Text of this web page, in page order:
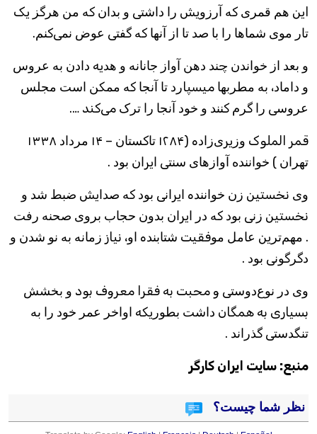
این ﻫﻢ ﻗﻤﺮﯼ ﮐﻪ ﺁﺭﺯﻭیش ﺭﺍ ﺩﺍﺷﺘﯽ ﻭ ﺑﺪﺍﻥ ﮐﻪ ﻣﻦ ﻫﺮﮔﺰ یک
ﺗﺎﺭ ﻣﻮﯼ ﺷﻤﺎﻫﺎ ﺭﺍ ﺑﺎ ﺻﺪ ﺗﺎ ﺍﺯ ﺁﻧﻬﺎ ﮐﻪ ﮔﻔﺘﯽ ﻋﻮﺽ ﻧﻤﯽ‌ﮐﻨﻢ.
ﻭ ﺑﻌﺪ ﺍﺯ ﺧﻮﺍﻧﺪﻥ ﭼﻨﺪ ﺩﻫﻦ ﺁﻭﺍﺯ ﺟﺎﻧﺎﻧﻪ ﻭ ﻫﺪیه ﺩﺍﺩﻥ ﺑﻪ ﻋﺮﻭﺱ
ﻭ ﺩﺍﻣﺎﺩ، ﺑﻪ ﻣﻄﺮﺑﻬﺎ میسپاﺭﺩ ﺗﺎ ﺁﻧﺠﺎ ﮐﻪ ﻣﻤﮑﻦ ﺍﺳﺖ ﻣﺠﻠﺲ
ﻋﺮﻭﺳﯽ ﺭﺍ ﮔﺮﻡ ﮐﻨﻨﺪ ﻭ ﺧﻮﺩ ﺁﻧﺠﺎ ﺭﺍ ﺗﺮﮎ می‌کند ….
قمر الملوک ﻭﺯیرﯼﺯﺍﺩه (۱۲۸۴ ﺗﺎﮐﺴﺘﺎﻥ – ۱۴ ﻣﺮﺩﺍﺩ ۱۳۳۸
ﺗﻬﺮﺍﻥ ) ﺧﻮﺍﻧﻨﺪﻩ ﺁﻭﺍﺯﻫﺎﯼ ﺳﻨﺘﯽ ﺍیرﺍﻥ ﺑﻮﺩ .
ﻭﯼ نخستین ﺯﻥ ﺧﻮﺍﻧﻨﺪه ﺍیرﺍﻧﯽ ﺑﻮﺩ ﮐﻪ ﺻﺪﺍیش ﺿﺒﻂ ﺷﺪ ﻭ
نخستین ﺯﻧﯽ ﺑﻮﺩ ﮐﻪ ﺩﺭ ﺍیرﺍﻥ ﺑﺪﻭﻥ ﺣﺠﺎﺏ ﺑﺮﻭﯼ ﺻﺤﻨﻪ ﺭﻓﺖ
. ﻣﻬﻢﺗﺮین ﻋﺎﻣﻞ ﻣﻮفقیت ﺷﺘﺎﺑﻨﺪه ﺍﻭ، نیاز ﺯﻣﺎﻧﻪ ﺑﻪ ﻧﻮ ﺷﺪﻥ ﻭ
ﺩﮔﺮﮔﻮﻧﯽ ﺑﻮﺩ .
ﻭﯼ ﺩﺭ ﻧﻮﻉﺩﻭﺳﺘﯽ و محبت به فقرا معروف بود ﻭ ﺑﺨﺸﺶ
بسیاری به همگان ﺩﺍﺷﺖ ﺑﻄﻮﺭیکه ﺍﻭﺍﺧﺮ ﻋﻤﺮ ﺧﻮﺩ ﺭﺍ ﺑﻪ
ﺗﻨﮕﺪﺳﺘﯽ ﮔﺬﺭﺍﻧﺪ .
منبع: سایت ایران کارگر
نظر شما چیست؟